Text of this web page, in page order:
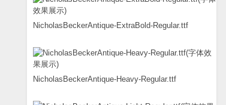
NicholasBeckerAntique-ExtraBold-Regular.ttf
NicholasBeckerAntique-Heavy-Regular.ttf